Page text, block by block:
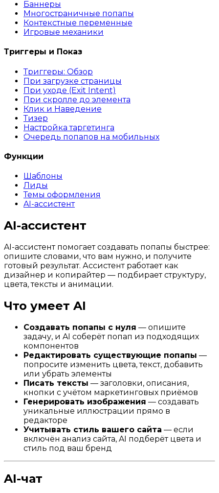
Баннеры
Многостраничные попапы
Контекстные переменные
Игровые механики
Триггеры и Показ
Триггеры: Обзор
При загрузке страницы
При уходе (Exit Intent)
При скролле до элемента
Клик и Наведение
Тизер
Настройка таргетинга
Очередь попапов на мобильных
Функции
Шаблоны
Лиды
Темы оформления
AI-ассистент
AI-ассистент
AI-ассистент помогает создавать попапы быстрее:
опишите словами, что вам нужно, и получите
готовый результат. Ассистент работает как
дизайнер и копирайтер — подбирает структуру,
цвета, тексты и анимации.
Что умеет AI
Создавать попапы с нуля — опишите
задачу, и AI соберёт попап из подходящих
компонентов
Редактировать существующие попапы —
попросите изменить цвета, текст, добавить
или убрать элементы
Писать тексты — заголовки, описания,
кнопки с учётом маркетинговых приёмов
Генерировать изображения — создавать
уникальные иллюстрации прямо в
редакторе
Учитывать стиль вашего сайта — если
включён анализ сайта, AI подберёт цвета и
стиль под ваш бренд
AI-чат